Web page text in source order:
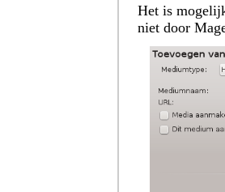
Het is
niet door